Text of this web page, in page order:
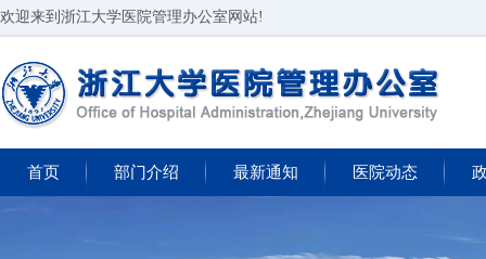
欢迎来到浙江大学医院管理办公室网站!
首页 部门介绍 最新通知 医院动态